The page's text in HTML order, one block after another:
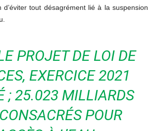
d’éviter tout désagrément lié à la suspension
PROJET DE LOI DE
EXERCICE 2021
; 25.023 MILLIARDS
POUR